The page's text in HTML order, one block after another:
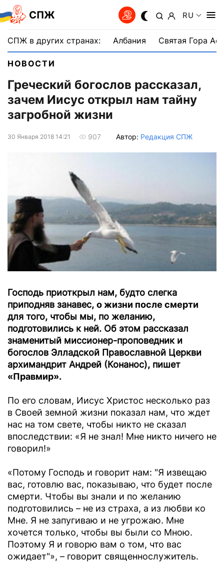
СПЖ RU
СПЖ в других странах: Албания Святая Гора
НОВОСТИ
Греческий богослов рассказал,
зачем Иисус открыл нам тайну
загробной жизни
30 Января 2018 14:21 907 Автор: Редакция СПЖ
Господь приоткрыл нам, будто слегка
приподняв занавес, о жизни после смерти
для того, чтобы мы, по желанию,
подготовились к ней. Об этом рассказал
знаменитый миссионер-проповедник и
богослов Элладской Православной Церкви
архимандрит Андрей (Конанос), пишет
«Правмир».
По его словам, Иисус Христос несколько раз
в Своей земной жизни показал нам, что ждет
нас на том свете, чтобы никто не сказал
впоследствии: «Я не знал! Мне никто ничего не
говорил!»
«Потому Господь и говорит нам: "Я извещаю
вас, готовлю вас, показываю, что будет после
смерти. Чтобы вы знали и по желанию
подготовились – не из страха, а из любви ко
Мне. Я не запугиваю и не угрожаю. Мне
хочется только, чтобы вы были со Мною.
Поэтому Я и говорю вам о том, что вас
ожидает"», – говорит священнослужитель.